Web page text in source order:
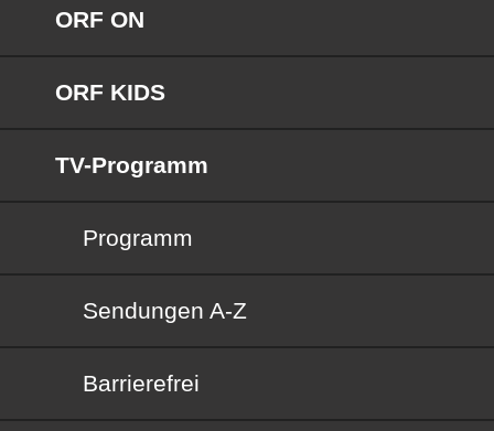
ORF ON
ORF KIDS
TV-Programm
Programm
Sendungen von A bis Z
Sendungen A-Z
Barrierefrei
Barrierefrei